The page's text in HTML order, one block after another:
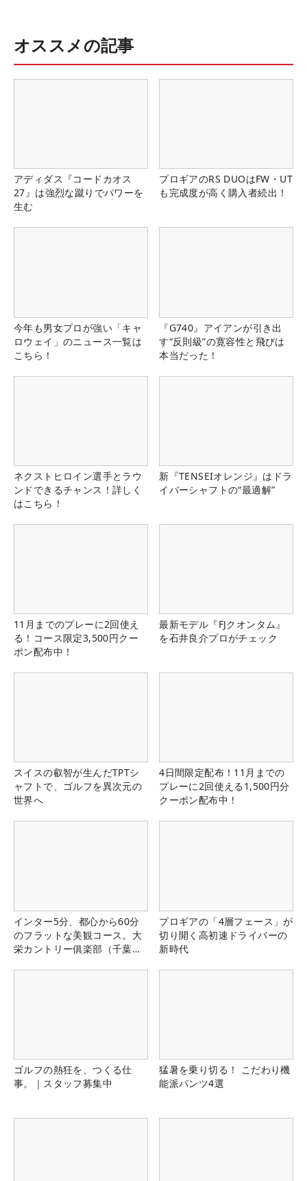
オススメの記事
アディダス『コードカオス
27』は強烈な蹴りでパワーを
生む
プロギアのRS DUOはFW・UT
も完成度が高く購入者続出！
今年も男女プロが強い「キャ
ロウェイ」のニュース一覧は
こちら！
『G740』アイアンが引き出
す“反則級”の寛容性と飛びは
本当だった！
ネクストヒロイン選手とラウ
ンドできるチャンス！詳しく
はこちら！
新『TENSEIオレンジ』はドラ
イバーシャフトの“最適解”
11月までのプレーに2回使え
る！コース限定3,500円クー
ポン配布中！
最新モデル『FJクオンタム』
を石井良介プロがチェック
スイスの叡智が生んだTPTシ
ャフトで、ゴルフを異次元の
世界へ
4日間限定配布！11月までの
プレーに2回使える1,500円分
クーポン配布中！
インター5分、都心から60分
のフラットな美観コース。大
栄カントリー俱楽部（千葉
プロギアの「4層フェース」が
切り開く高初速ドライバーの
新時代
ゴルフの熱狂を、つくる仕
事。｜スタッフ募集中
猛暑を乗り切る！ こだわり機
能派パンツ4選